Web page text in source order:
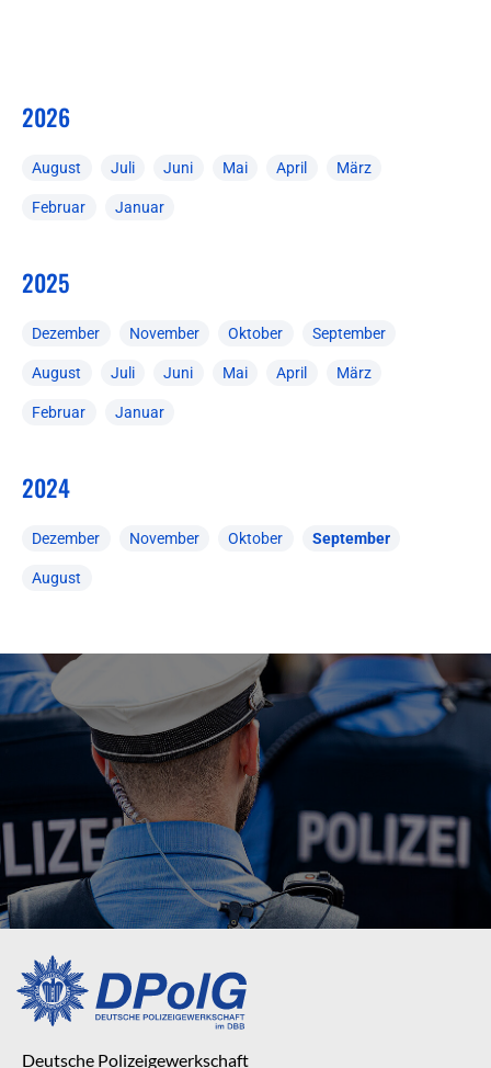
2026
August Juli Juni Mai April März
Februar Januar
2025
Dezember November Oktober September
August Juli Juni Mai April März
Februar Januar
2024
Dezember November Oktober September
August
Deutsche Polizeigewerkschaft